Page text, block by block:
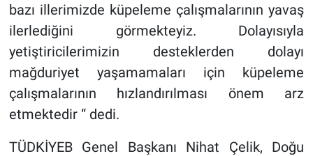
bazı illerimizde küpeleme çalışmalarının yavaş
ilerlediğini görmekteyiz. Dolayısıyla
yetiştiricilerimizin desteklerden dolayı
mağduriyet yaşamamaları için küpeleme
çalışmalarının hızlandırılması önem arz
etmektedir “ dedi.
TÜDKİYEB Genel Başkanı Nihat Çelik, Doğu